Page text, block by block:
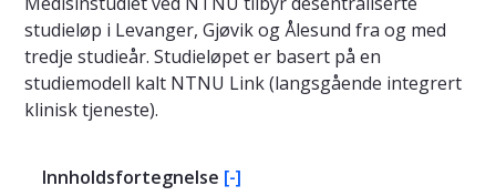
studieløp i Levanger, Gjøvik og Ålesund fra og med
tredje studieår. Studieløpet er basert på en
studiemodell kalt NTNU Link (langsgående integrert
klinisk tjeneste).
Innholdsfortegnelse [-]